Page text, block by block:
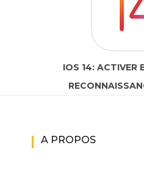
IOS 14: ACTIVER
A PROPOS